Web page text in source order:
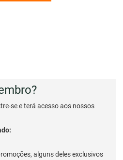
se e terá acesso aos nossos
alguns deles exclusivos